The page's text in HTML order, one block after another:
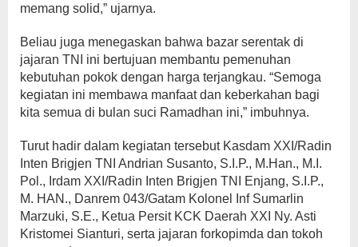
memang solid,” ujarnya.
Beliau juga menegaskan bahwa bazar serentak di
jajaran TNI ini bertujuan membantu pemenuhan
kebutuhan pokok dengan harga terjangkau. “Semoga
kegiatan ini membawa manfaat dan keberkahan bagi
kita semua di bulan suci Ramadhan ini,” imbuhnya.
Turut hadir dalam kegiatan tersebut Kasdam XXI/Radin
Inten Brigjen TNI Andrian Susanto, S.I.P., M.Han., M.I.
Pol., Irdam XXI/Radin Inten Brigjen TNI Enjang, S.I.P.,
M. HAN., Danrem 043/Gatam Kolonel Inf Sumarlin
Marzuki, S.E., Ketua Persit KCK Daerah XXI Ny. Asti
Kristomei Sianturi, serta jajaran forkopimda dan tokoh